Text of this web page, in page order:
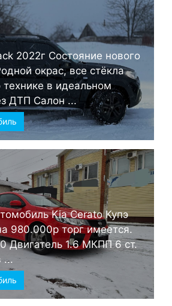
2022г Состояние нового
окрас, все стёкла
технике в идеальном
ДТП Салон ...
Kia Cerato Купэ
980.000р торг имеется.
Двигатель 1.6 МКПП 6 ст.
...